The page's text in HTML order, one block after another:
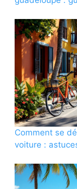
Comment se
voiture :